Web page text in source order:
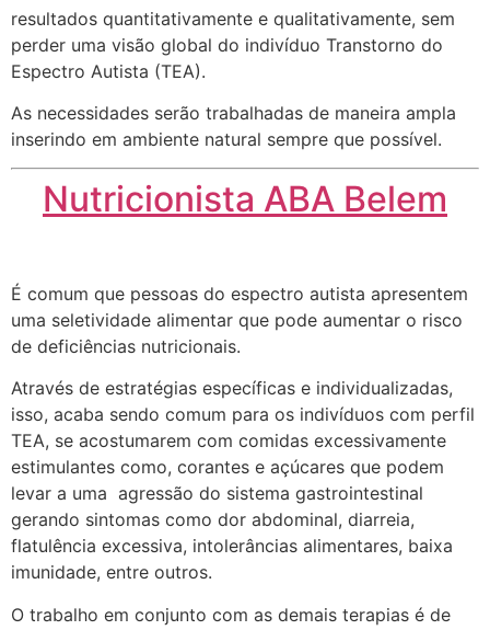
resultados quantitativamente e qualitativamente, sem
perder uma visão global do indivíduo Transtorno do
Espectro Autista (TEA).
As necessidades serão trabalhadas de maneira ampla
inserindo em ambiente natural sempre que possível.
Nutricionista ABA Belem
É comum que pessoas do espectro autista apresentem
uma seletividade alimentar que pode aumentar o risco
de deficiências nutricionais.
Através de estratégias específicas e individualizadas,
isso, acaba sendo comum para os indivíduos com perfil
TEA, se acostumarem com comidas excessivamente
estimulantes como, corantes e açúcares que podem
levar a uma agressão do sistema gastrointestinal
gerando sintomas como dor abdominal, diarreia,
flatulência excessiva, intolerâncias alimentares, baixa
imunidade, entre outros.
O trabalho em conjunto com as demais terapias é de